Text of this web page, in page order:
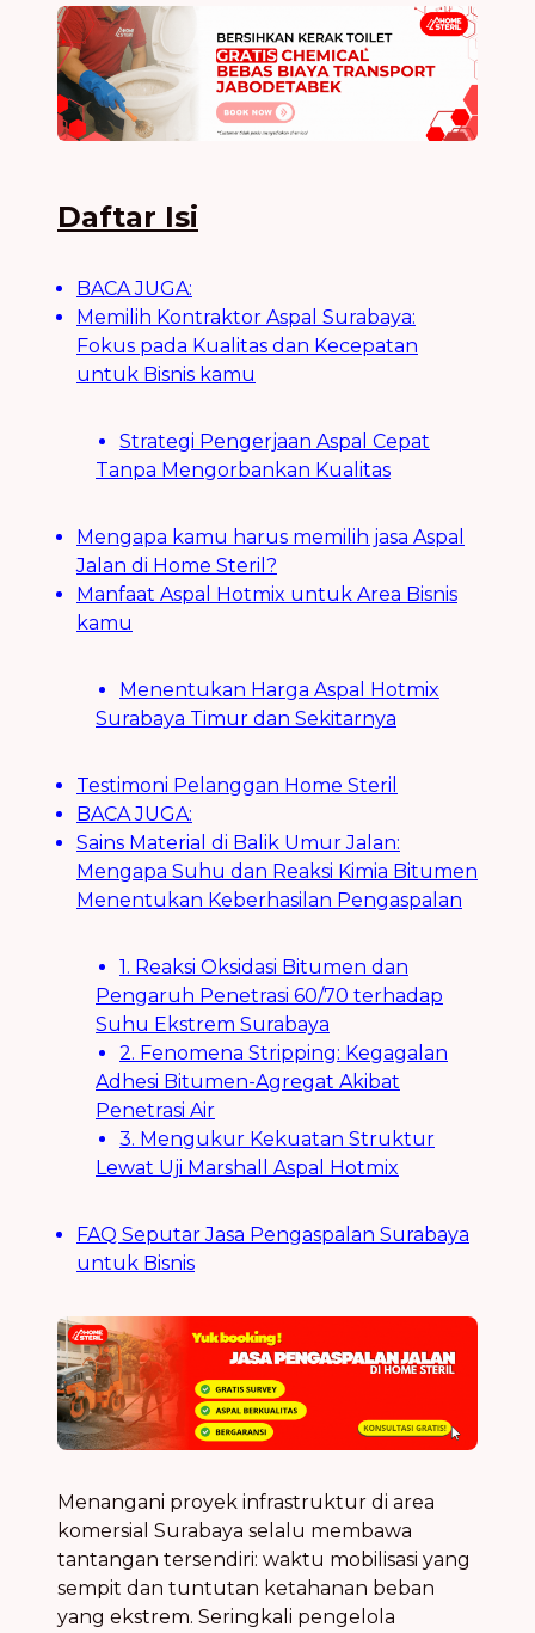
Daftar Isi
BACA JUGA:
Memilih Kontraktor Aspal Surabaya:
Fokus pada Kualitas dan Kecepatan
untuk Bisnis kamu
Strategi Pengerjaan Aspal Cepat
Tanpa Mengorbankan Kualitas
Mengapa kamu harus memilih jasa Aspal
Jalan di Home Steril?
Manfaat Aspal Hotmix untuk Area Bisnis
kamu
Menentukan Harga Aspal Hotmix
Surabaya Timur dan Sekitarnya
Testimoni Pelanggan Home Steril
BACA JUGA:
Sains Material di Balik Umur Jalan:
Mengapa Suhu dan Reaksi Kimia Bitumen
Menentukan Keberhasilan Pengaspalan
1. Reaksi Oksidasi Bitumen dan
Pengaruh Penetrasi 60/70 terhadap
Suhu Ekstrem Surabaya
2. Fenomena Stripping: Kegagalan
Adhesi Bitumen-Agregat Akibat
Penetrasi Air
3. Mengukur Kekuatan Struktur
Lewat Uji Marshall Aspal Hotmix
FAQ Seputar Jasa Pengaspalan Surabaya
untuk Bisnis
Menangani proyek infrastruktur di area
komersial Surabaya selalu membawa
tantangan tersendiri: waktu mobilisasi yang
sempit dan tuntutan ketahanan beban
yang ekstrem. Seringkali pengelola